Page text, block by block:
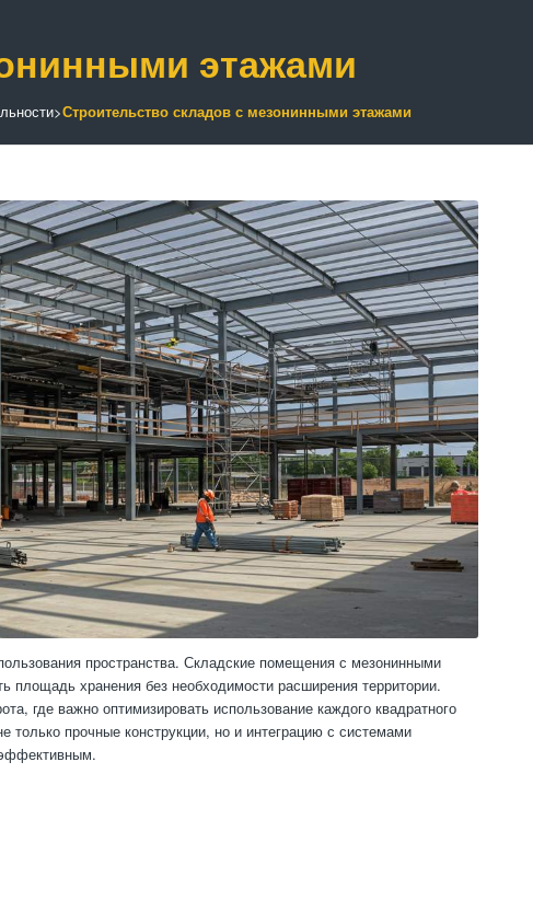
этажами
>Строительство складов с мезонинными этажами
пространства. Складские помещения с мезонинными
площадь хранения без необходимости расширения территории.
где важно оптимизировать использование каждого квадратного
прочные конструкции, но и интеграцию с системами